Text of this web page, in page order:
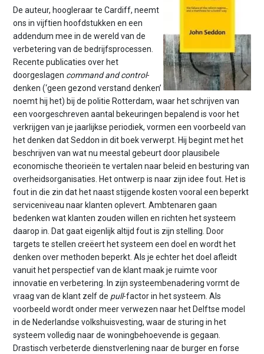
n
t
e
n
t
De auteur, hoogleraar te Cardiff, neemt
ons in vijftien hoofdstukken en een
addendum mee in de wereld van de
verbetering van de bedrijfsprocessen.
Recente publicaties over het
doorgeslagen command and control-
denken (‘geen gezond verstand denken’
noemt hij het) bij de politie Rotterdam, waar het schrijven van
een voorgeschreven aantal bekeuringen bepalend is voor het
verkrijgen van je jaarlijkse periodiek, vormen een voorbeeld van
het denken dat Seddon in dit boek verwerpt. Hij begint met het
beschrijven van wat nu meestal gebeurt door plausibele
economische theorieën te vertalen naar beleid en besturing van
overheidsorganisaties. Het ontwerp is naar zijn idee fout. Het is
fout in die zin dat het naast stijgende kosten vooral een beperkt
serviceniveau naar klanten oplevert. Ambtenaren gaan
bedenken wat klanten zouden willen en richten het systeem
daarop in. Dat gaat eigenlijk altijd fout is zijn stelling. Door
targets te stellen creëert het systeem een doel en wordt het
denken over methoden beperkt. Als je echter het doel afleidt
vanuit het perspectief van de klant maak je ruimte voor
innovatie en verbetering. In zijn systeembenadering vormt de
vraag van de klant zelf de pull-factor in het systeem. Als
voorbeeld wordt onder meer verwezen naar het Delftse model
in de Nederlandse volkshuisvesting, waar de sturing in het
systeem volledig naar de woningbehoevende is gegaan.
Drastisch verbeterde dienstverlening naar de burger en forse